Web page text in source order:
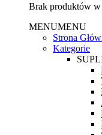
Brak produktów
MENUMENU
Strona
Kategorie